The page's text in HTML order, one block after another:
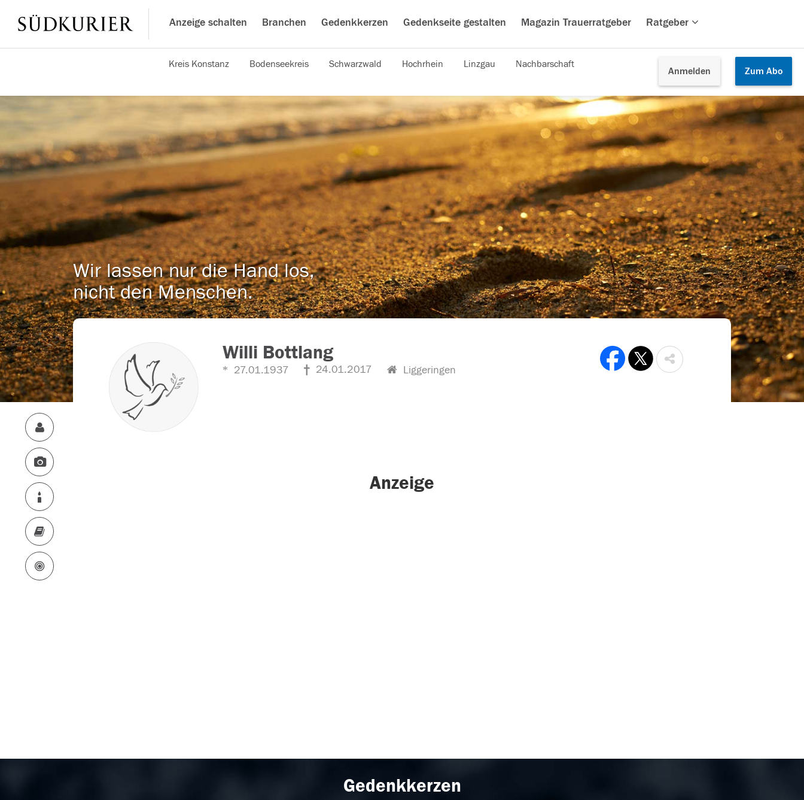
Anzeige schalten Branchen Gedenkkerzen Gedenkseite gestalten Magazin Trauerratgeber Ratgeber
Anmelden Zum Abo
Kreis Konstanz Bodenseekreis Schwarzwald Hochrhein Linzgau Nachbarschaft
Wir lassen nur die Hand los,
nicht den Menschen.
Willi Bottlang
27.01.1937 24.01.2017 Liggeringen
Anzeige
Gedenkkerzen